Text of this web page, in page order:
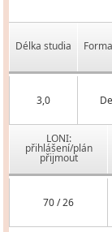
Délka studia
3,0
LONI:
přihlášení/plán
přijmout
70 / 26